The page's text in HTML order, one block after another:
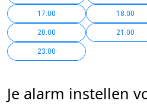
17:00 18:00
20:00 21:00
23:00
Je alarm instellen